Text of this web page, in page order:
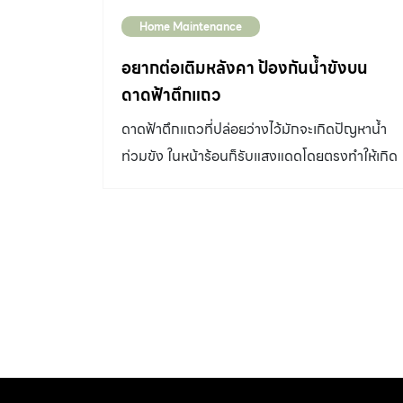
Home Maintenance
อยากต่อเติมหลังคา ป้องกันน้ำขังบน
ดาดฟ้าตึกแถว
ดาดฟ้าตึกแถวที่ปล่อยว่างไว้มักจะเกิดปัญหาน้ำ
ท่วมขัง ในหน้าร้อนก็รับแสงแดดโดยตรงทำให้เกิด